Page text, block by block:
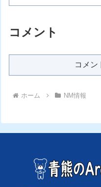
の妨害で狩らせないためには何
ができるかについて説明してい
コメント
コメン
ホーム NM情報